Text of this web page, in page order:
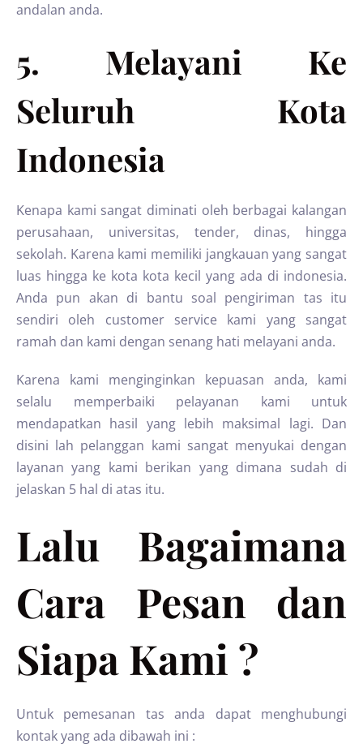
andalan anda.
5. Melayani Ke
Seluruh Kota
Indonesia
Kenapa kami sangat diminati oleh berbagai kalangan
perusahaan, universitas, tender, dinas, hingga
sekolah. Karena kami memiliki jangkauan yang sangat
luas hingga ke kota kota kecil yang ada di indonesia.
Anda pun akan di bantu soal pengiriman tas itu
sendiri oleh customer service kami yang sangat
ramah dan kami dengan senang hati melayani anda.
Karena kami menginginkan kepuasan anda, kami
selalu memperbaiki pelayanan kami untuk
mendapatkan hasil yang lebih maksimal lagi. Dan
disini lah pelanggan kami sangat menyukai dengan
layanan yang kami berikan yang dimana sudah di
jelaskan 5 hal di atas itu.
Lalu Bagaimana
Cara Pesan dan
Siapa Kami ?
Untuk pemesanan tas anda dapat menghubungi
kontak yang ada dibawah ini :